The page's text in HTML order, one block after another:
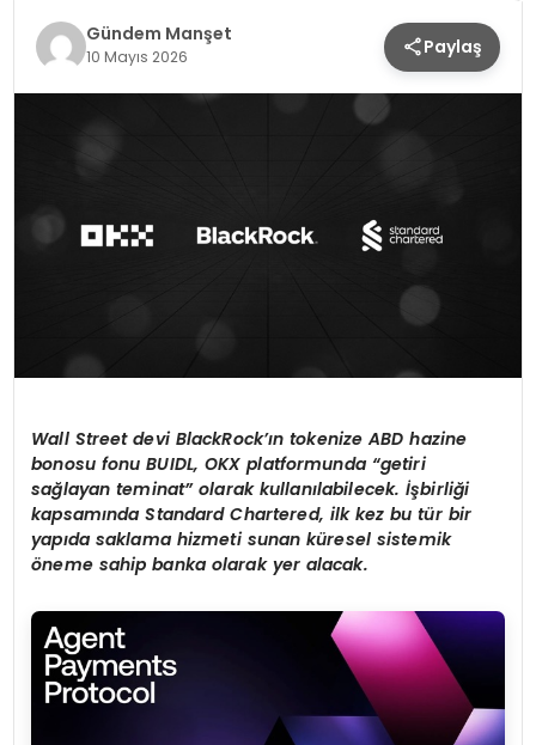
YAŞAM
Gündem Manşet
10 Mayıs 2026 Paylaş
Wall Street devi BlackRock’ın tokenize ABD hazine
bonosu fonu BUIDL, OKX platformunda “getiri
sağlayan teminat”olarak kullanılabilecek.İşbirliği
kapsamında Standard Chartered, ilk kez bu tür bir
yapıda saklama hizmeti sunan küresel sistemik
öneme sahip banka olarak yer alacak.